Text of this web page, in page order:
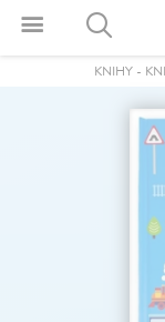
KNIHY -